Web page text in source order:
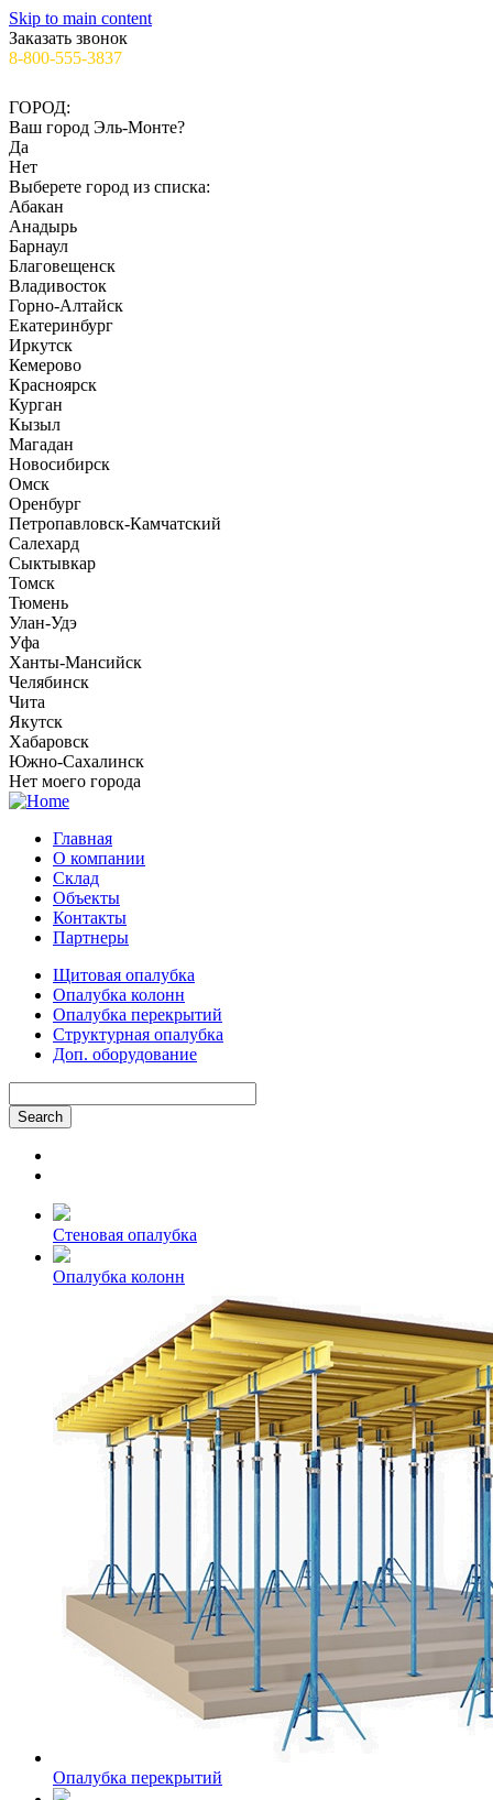
Skip to main content
Заказать звонок
8-800-555-3837
ГОРОД:
Ваш город Эль-Монте?
Да
Нет
Выберете город из списка:
Абакан
Анадырь
Барнаул
Благовещенск
Владивосток
Горно-Алтайск
Екатеринбург
Иркутск
Кемерово
Красноярск
Курган
Кызыл
Магадан
Новосибирск
Омск
Оренбург
Петропавловск-Камчатский
Салехард
Сыктывкар
Томск
Тюмень
Улан-Удэ
Уфа
Ханты-Мансийск
Челябинск
Чита
Якутск
Хабаровск
Южно-Сахалинск
Нет моего города
Главная
О компании
Склад
Объекты
Контакты
Партнеры
Щитовая опалубка
Опалубка колонн
Опалубка перекрытий
Структурная опалубка
Доп. оборудование
Стеновая опалубка
Опалубка колонн
Опалубка перекрытий